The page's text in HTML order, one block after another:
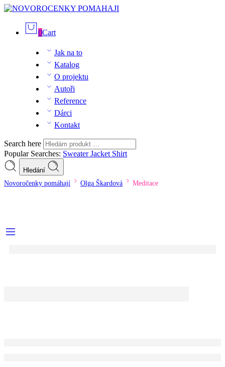
0Cart
Jak na to
Katalog
O projektu
Autoři
Reference
Dárci
Kontakt
Search here
Popular Searches: SweaterJacket Shirt
Hledání
Novoročenky pomáhají Olga Škardová Meditace